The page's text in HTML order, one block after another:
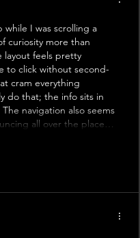
while I was scrolling a
curiosity more than
layout feels pretty
to click without second-
cram everything
do that; the info sits in
navigation also seems
all over the place…